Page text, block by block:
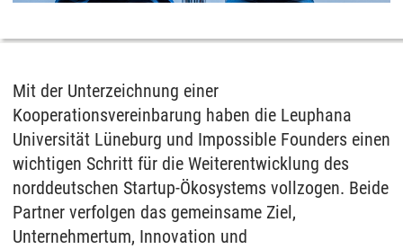
Mit der Unterzeichnung einer
Kooperationsvereinbarung haben die Leuphana
Universität Lüneburg und Impossible Founders einen
wichtigen Schritt für die Weiterentwicklung des
norddeutschen Startup-Ökosystems vollzogen. Beide
Partner verfolgen das gemeinsame Ziel,
Unternehmertum, Innovation und